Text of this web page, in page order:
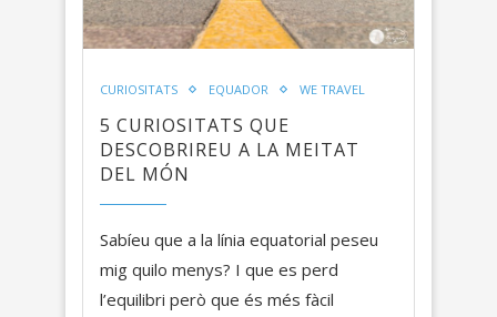
CURIOSITATS EQUADOR WE TRAVEL
5 CURIOSITATS QUE
DESCOBRIREU A LA MEITAT
DEL MÓN
Sabíeu que a la línia equatorial peseu
mig quilo menys? I que es perd
l’equilibri però que és més fàcil